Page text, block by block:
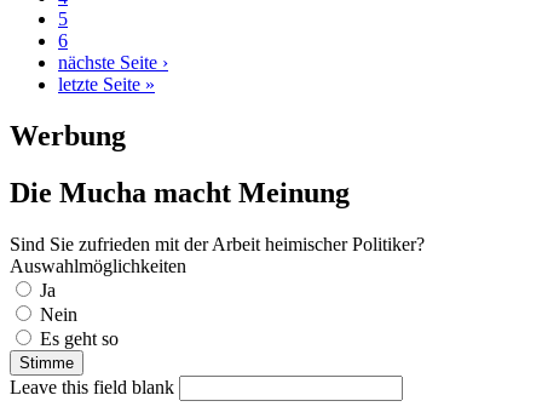
5
6
nächste Seite ›
letzte Seite »
Werbung
Die Mucha macht Meinung
Sind Sie zufrieden mit der Arbeit heimischer Politiker?
Auswahlmöglichkeiten
Ja
Nein
Es geht so
Leave this field blank